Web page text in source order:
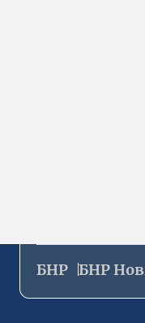
БНР БНР